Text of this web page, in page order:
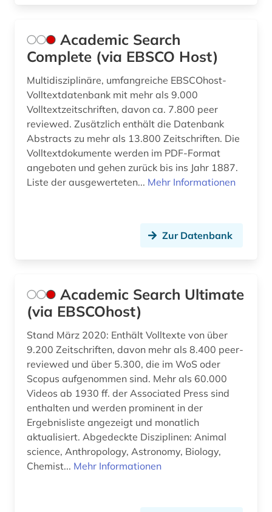
buchdrucker (1)
buchgeschichte &lt;fach&gt; (1)
buchgestaltung (1)
buchkunde (1)
burkina faso (1)
byzantinisches reich (1)
byzantinistik (4)
bäumker (1)
böhmische länder (1)
calvin (2)
calvin, jean | theologe; reformator (1)
calvinismus (1)
Academic Search
Complete (via EBSCO Host)
Multidisziplinäre, umfangreiche EBSCOhost-
Volltextdatenbank mit mehr als 9.000
Volltextzeitschriften, davon ca. 7.800 peer
reviewed. Zusätzlich enthält die Datenbank
Abstracts zu mehr als 13.800 Zeitschriften. Die
Volltextdokumente werden im PDF-Format
angeboten und gehen zurück bis ins Jahr 1887.
Liste der ausgewerteten... Mehr Informationen
Zur Datenbank
Academic Search Ultimate
(via EBSCOhost)
Stand März 2020: Enthält Volltexte von über
9.200 Zeitschriften, davon mehr als 8.400 peer-
reviewed und über 5.300, die im WoS oder
Scopus aufgenommen sind. Mehr als 60.000
Videos ab 1930 ff. der Associated Press sind
enthalten und werden prominent in der
Ergebnisliste angezeigt und monatlich
aktualisiert. Abgedeckte Disziplinen: Animal
science, Anthropology, Astronomy, Biology,
Chemist... Mehr Informationen